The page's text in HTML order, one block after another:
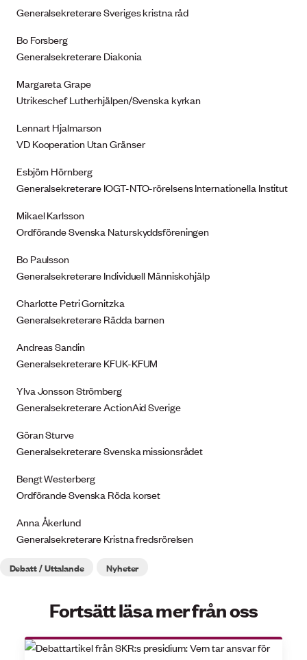
Generalsekreterare Sveriges kristna råd
Bo Forsberg
Generalsekreterare Diakonia
Margareta Grape
Utrikeschef Lutherhjälpen/Svenska kyrkan
Lennart Hjalmarson
VD Kooperation Utan Gränser
Esbjörn Hörnberg
Generalsekreterare IOGT-NTO-rörelsens Internationella Institut
Mikael Karlsson
Ordförande Svenska Naturskyddsföreningen
Bo Paulsson
Generalsekreterare Individuell Människohjälp
Charlotte Petri Gornitzka
Generalsekreterare Rädda barnen
Andreas Sandin
Generalsekreterare KFUK-KFUM
Ylva Jonsson Strömberg
Generalsekreterare ActionAid Sverige
Göran Sturve
Generalsekreterare Svenska missionsrådet
Bengt Westerberg
Ordförande Svenska Röda korset
Anna Åkerlund
Generalsekreterare Kristna fredsrörelsen
Debatt / Uttalande Nyheter
Fortsätt läsa mer från oss